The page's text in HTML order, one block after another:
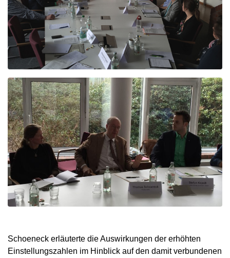
Schoeneck erläuterte die Auswirkungen der erhöhten
Einstellungszahlen im Hinblick auf den damit verbundenen